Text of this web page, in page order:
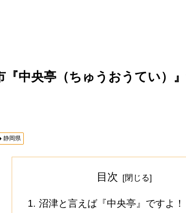
『中央亭（ちゅうおうてい）
静岡県
目次
沼津と言えば『中央亭』ですよ！